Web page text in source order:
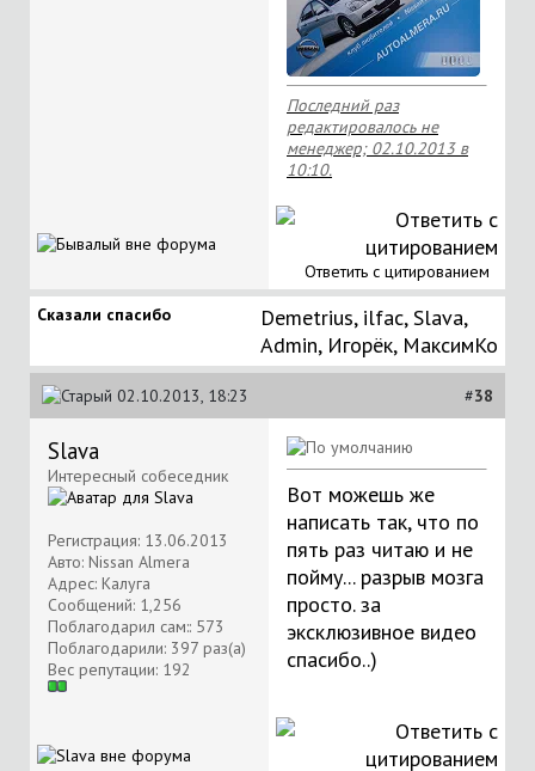
Последний раз
редактировалось не
менеджер; 02.10.2013 в
10:10.
Ответить с цитированием
Сказали спасибо
Demetrius, ilfac,Slava,
Аdmin, Игорёк, МаксимКо
02.10.2013, 18:23 #38
Slava
Интересный собеседник
Регистрация: 13.06.2013
Авто: Nissan Almera
Адрес: Калуга
Сообщений: 1,256
Поблагодарил сам:: 573
Поблагодарили: 397 раз(а)
Вес репутации: 192
Вот можешь же
написать так, что по
пять раз читаю и не
пойму... разрыв мозга
просто. за
эксклюзивное видео
спасибо..)